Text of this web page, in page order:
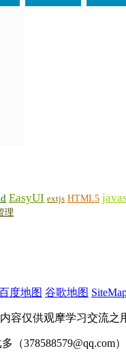
EasyUI extjs HTML5
理
度地图 谷歌地图
容仅供观摩学习交流之
（378588579@qq.com